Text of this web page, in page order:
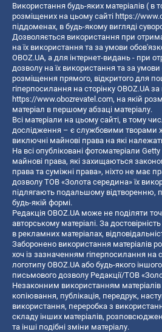
Використання будь-яких матеріалів ( в
розміщених на цьому сайті https://
піддоменах, в будь-якому вигляді
Дозволяється використання при
на їх використання та за умови
OBOZ.UA, а для інтернет-видань - при
дозволу на їх використання та за умови
розміщення прямого, відкритого для
гіперпосилання на сторінку OBOZ.UA
https://www.obozrevatel.com, на якій
матеріал в першому абзаці матеріалу.
Всі матеріали на цьому сайті, в тому
дослідження – є службовими творами
виключні майнові права на які
На всі опубліковані фотоматеріали
майнові права, які захищаються
права та суміжні права», ніхто не має
дозволу ТОВ «Золота середина» їх
підлягають подальшому відтворенню,
будь-якій формі.
Редакція OBOZ.UA може не поділяти
авторському матеріалі. За
в рекламних матеріалах,
Заборонено використання матеріалів
хоч із зазначенням гіперпосилання на
логотипу OBOZ.UA або будь-якого
письмового дозволу Редакції/ТОВ
Незаконним використанням
копiювання, публiкацiя, передрук,
використання, переробка з
складу інших матеріалів,
та інші подібні зміни матеріалу.